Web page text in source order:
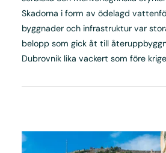
Skadorna i form av ödelagd
byggnader och infrastruktur var
belopp som gick åt till
Dubrovnik lika vackert som före